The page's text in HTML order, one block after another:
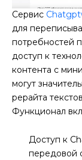
Сервис
для
потребностей
доступ к
контента с
могут
рерайта
Функционал
Доступ к
передовой